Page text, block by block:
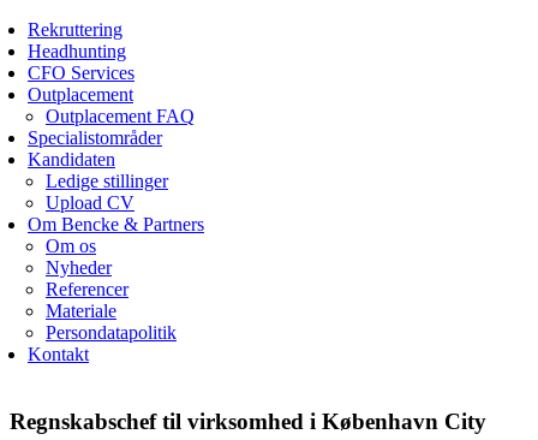
Rekruttering
Headhunting
CFO Services
Outplacement
Outplacement FAQ
Specialistområder
Kandidaten
Ledige stillinger
Upload CV
Om Bencke & Partners
Om os
Nyheder
Referencer
Materiale
Persondatapolitik
Kontakt
Regnskabschef til virksomhed i København City